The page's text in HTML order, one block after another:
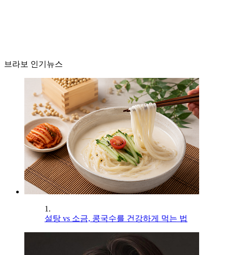
브라보 인기뉴스
1.
설탕 vs 소금, 콩국수를 건강하게 먹는 법